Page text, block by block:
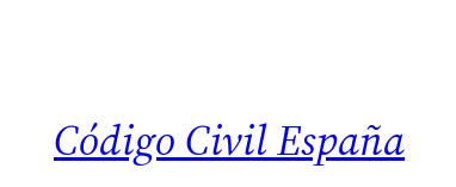
Código Civil España